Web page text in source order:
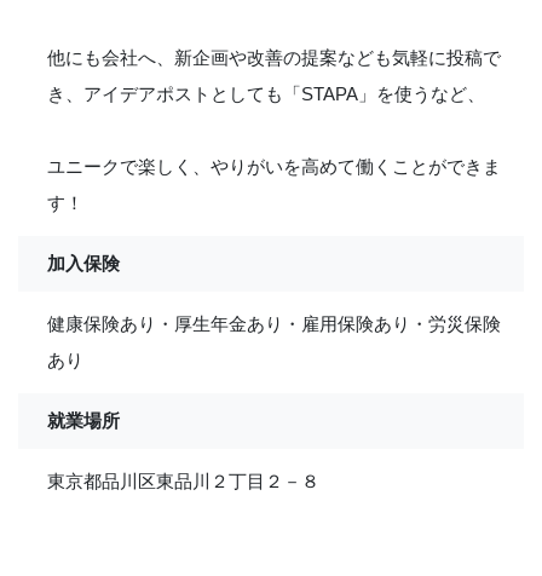
他にも会社へ、新企画や改善の提案なども気軽に投稿で
き、アイデアポストとしても「STAPA」を使うなど、
ユニークで楽しく、やりがいを高めて働くことができま
す！
加入保険
健康保険あり・厚生年金あり・雇用保険あり・労災保険
あり
就業場所
東京都品川区東品川２丁目２－８